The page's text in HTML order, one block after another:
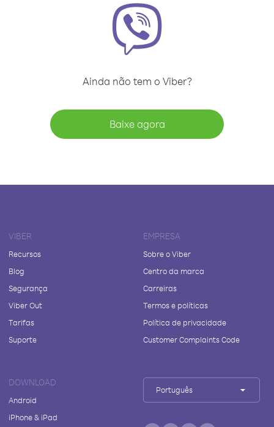
Ainda não tem o Viber?
Baixe agora
VIBER
Recursos
Blog
Segurança
Viber Out
Tarifas
Suporte
EMPRESA
Sobre o Viber
Centro da marca
Carreiras
Termos e políticas
Política de privacidade
Customer Complaints Code
DOWNLOAD
Android
iPhone & iPad
Português